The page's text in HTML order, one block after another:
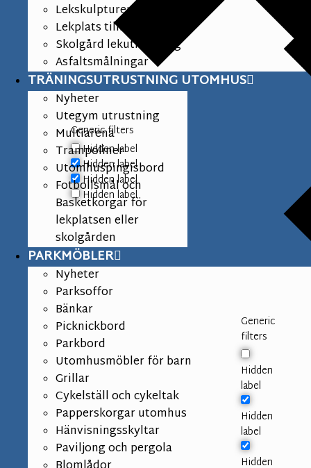
Generic filters
Hidden label
Hidden label
Hidden label
Hidden label
Generic
filters
Hidden
label
Hidden
label
Hidden
Lekskulpturer
Lekplats tillbehör
Skolgård lekutrustning
Asfaltsmålningar
TRÄNINGSUTRUSTNING UTOMHUS
Nyheter
Utegym utrustning
Multiarena
Trampoliner
Utomhuspingisbord
Fotbollsmål och
Basketkorgar för
lekplatsen eller
skolgården
PARKMÖBLER
Nyheter
Parksoffor
Bänkar
Picknickbord
Parkbord
Utomhusmöbler för barn
Grillar
Cykelställ och cykeltak
Papperskorgar utomhus
Hänvisningsskyltar
Paviljong och pergola